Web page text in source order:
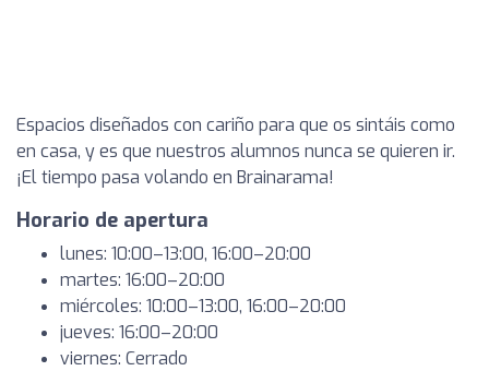
Espacios diseñados con cariño para que os sintáis como
en casa, y es que nuestros alumnos nunca se quieren ir.
¡El tiempo pasa volando en Brainarama!
Horario de apertura
lunes: 10:00–13:00, 16:00–20:00
martes: 16:00–20:00
miércoles: 10:00–13:00, 16:00–20:00
jueves: 16:00–20:00
viernes: Cerrado